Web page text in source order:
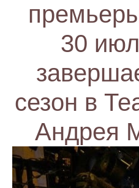
30
сезон в
Андрея